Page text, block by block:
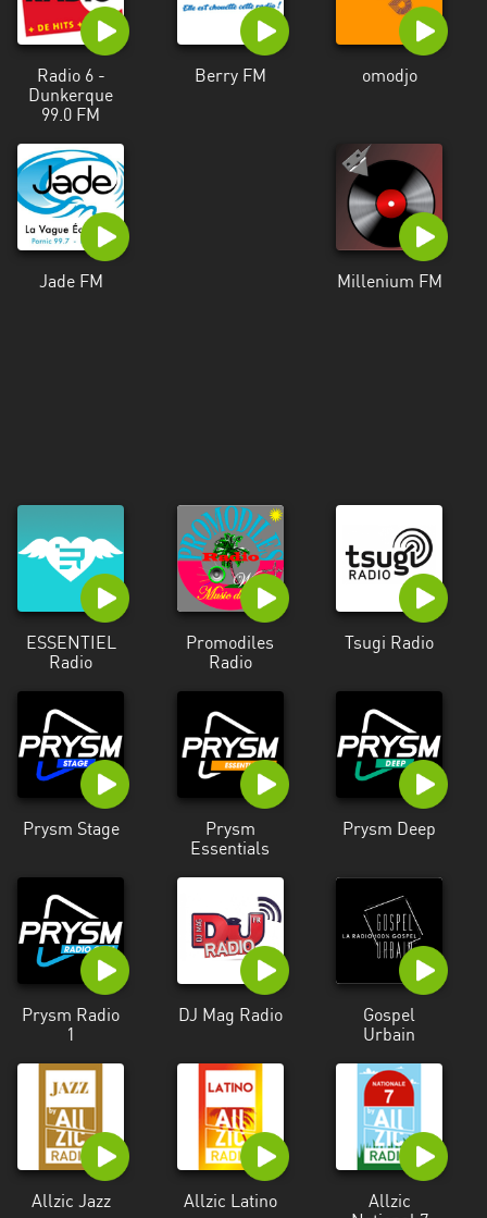
Radio 6 -
Dunkerque
99.0 FM
Berry FM omodjo
Jade FM Millenium FM
ESSENTIEL
Radio
Promodiles
Radio
Tsugi Radio
Prysm Stage
Prysm
Essentials
Prysm Deep
Prysm Radio
1
DJ Mag Radio
Gospel
Urbain
Allzic Jazz Allzic Latino
Allzic